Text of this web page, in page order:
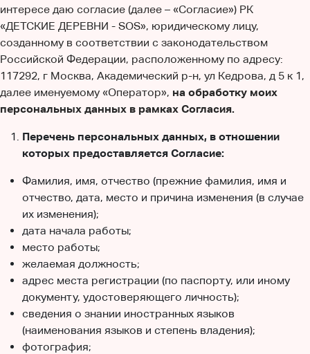
интересе даю согласие (далее – «Согласие») РК
«ДЕТСКИЕ ДЕРЕВНИ - SOS», юридическому лицу,
созданному в соответствии с законодательством
Российской Федерации, расположенному по адресу:
117292, г Москва, Академический р-н, ул Кедрова, д 5 к 1,
далее именуемому «Оператор», на обработку моих
персональных данных в рамках Согласия.
Перечень персональных данных, в отношении
которых предоставляется Согласие:
Фамилия, имя, отчество (прежние фамилия, имя и
отчество, дата, место и причина изменения (в случае
их изменения);
дата начала работы;
место работы;
желаемая должность;
адрес места регистрации (по паспорту, или иному
документу, удостоверяющего личность);
сведения о знании иностранных языков
(наименования языков и степень владения);
фотография;